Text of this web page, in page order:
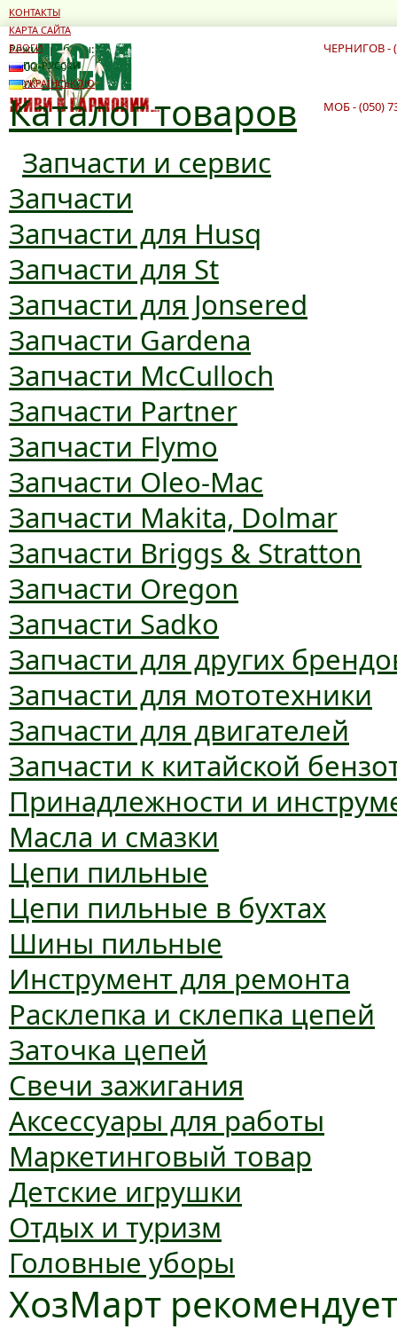
Режим работы:
10:00 - 19:00
10:00 - 16:00
ЧЕРНИГОВ -
Каталог товаров
Запчасти и сервис
Запчасти
Запчасти для Husq
Запчасти для St
Запчасти для Jonsered
Запчасти Gardena
Запчасти McCulloch
Запчасти Partner
Запчасти Flymo
Запчасти Oleo-Mac
Запчасти Makita, Dolmar
Запчасти Briggs & Stratton
Запчасти Oregon
Запчасти Sadko
Запчасти для других
Запчасти для мототехники
Запчасти для двигателей
Запчасти к китайской
Принадлежности и
Масла и смазки
Цепи пильные
Цепи пильные в бухтах
Шины пильные
Инструмент для ремонта
Расклепка и склепка цепей
Заточка цепей
Свечи зажигания
Аксессуары для работы
Маркетинговый товар
Детские игрушки
Отдых и туризм
Головные уборы
ХозМарт рекомендует
МОБ - (050)
КОНТАКТЫ
КАРТА САЙТА
БЛОГИ
ПО-РУССКИ
УКРАЇНСЬКОЮ